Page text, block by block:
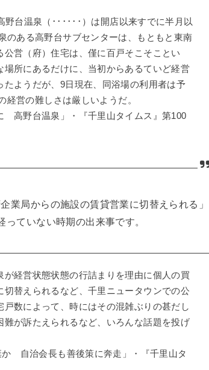
台温泉（･･････）は開店以来すでに半月以
のある高野台サブセンターは、もともと東南
営（府）住宅は、僅に百戸そこそことい
所にあるだけに、当初からあるていど経営
ようだが、9日現在、同浴場の利用者は予
営の難しさは厳しいようだ。
高野台温泉」・『千里山タイムス』第100
業局からの施設の賃貸営業に切替えられる」
ていない時期の出来事です。
経営状態状態の行詰まりを理由に個人の買
替えられるなど、千里ニュータウンでの公
数によって、時にはその混雑ぶりの甚だし
が訴たえられるなど、いろんな話題を投げ
自治会長も善後策に奔走」・『千里山タ